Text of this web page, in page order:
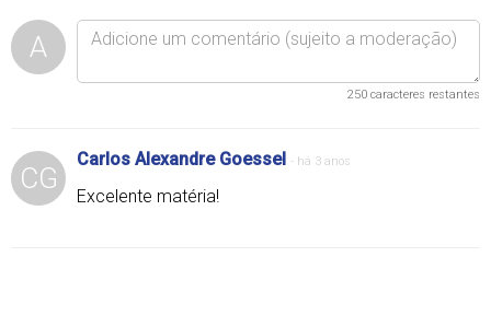
A
250 caracteres restantes
CG
Carlos Alexandre Goessel - há 3 anos
Excelente matéria!